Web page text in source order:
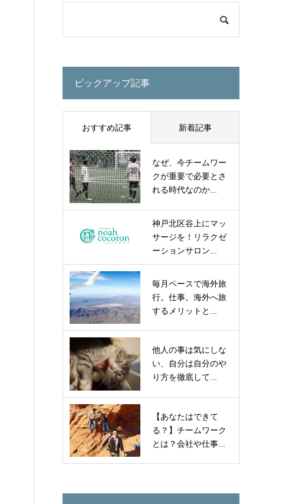
ピックアップ記事
おすすめ記事 新着記事
なぜ、今チームワー
クが重要で必要とさ
れる時代なのか...
神戸北区谷上にマッ
サージを！リラクゼ
ーションサロン...
毎月ペースで海外旅
行。仕事。海外へ旅
するメリットと...
他人の事は気にしな
い、自分は自分のや
り方を徹底して...
【あなたはできて
る？】チームワーク
とは？会社や仕事...